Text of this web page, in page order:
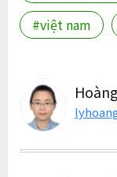
#việt nam